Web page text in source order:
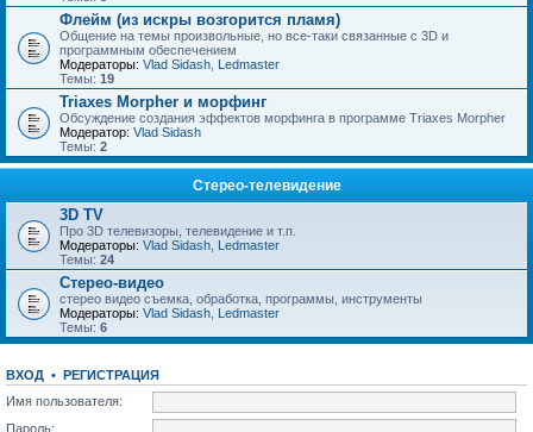
Флейм (из искры возгорится пламя)
Общение на темы произвольные, но все-таки связанные с 3D и
программным обеспечением
Модераторы: Vlad Sidash Ledmaster
Темы: 19
Triaxes Morpher и морфинг
Обсуждение создания эффектов морфинга в программе Triaxes Morpher
Модератор: Vlad Sidash
Темы: 2
Стерео-телевидение
3D TV
Про 3D телевизоры, телевидение и т.п.
Модераторы: Vlad Sidash Ledmaster
Темы: 24
Стерео-видео
стерео видео съемка, обработка, программы, инструменты
Модераторы: Vlad Sidash Ledmaster
Темы: 6
ВХОД • РЕГИСТРАЦИЯ
Имя пользователя:
Пароль: